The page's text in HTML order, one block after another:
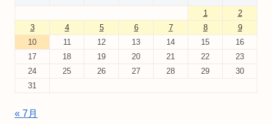
1
2
3
4 5 6 7 8
9
10
11 12 13 14 15
16
17
18 19 20 21 22
23
24
25 26 27 28 29
30
31
« 7月